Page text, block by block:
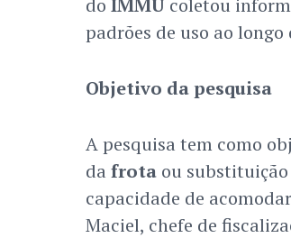
padrões de uso ao longo
Objetivo da pesquisa
A pesquisa tem como
da frotaou substituição
capacidade de
Maciel, chefe de